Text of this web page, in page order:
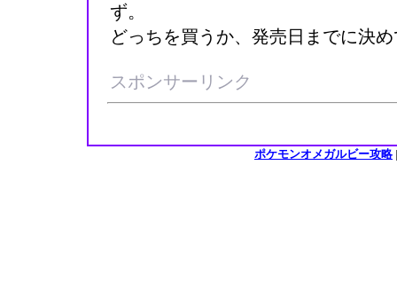
ず。
どっちを買うか、発売日までに決
スポンサーリンク
ポケモンオメガルビー攻略